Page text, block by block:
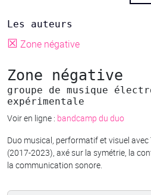
Les auteurs
☒ Zone négative
Zone négative
groupe de musique
expérimentale
Voir en ligne : bandcamp du duo
Duo musical, performatif et visuel
(2017-2023), axé sur la symétrie, la
la communication sonore.